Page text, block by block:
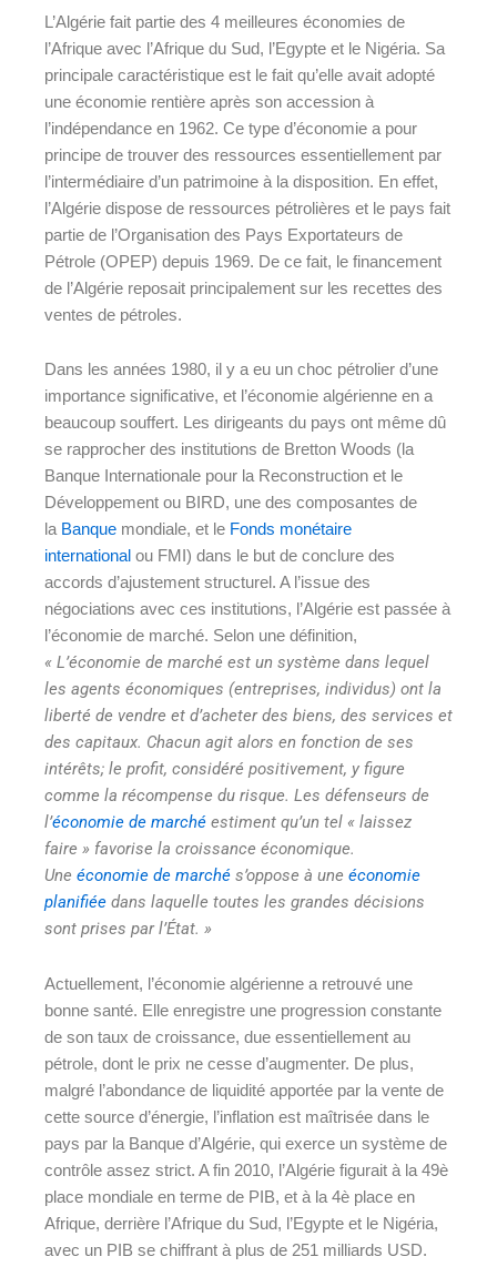
L’Algérie fait partie des 4 meilleures économies de
l’Afrique avec l’Afrique du Sud, l’Egypte et le Nigéria. Sa
principale caractéristique est le fait qu’elle avait adopté
une économie rentière après son accession à
l’indépendance en 1962. Ce type d’économie a pour
principe de trouver des ressources essentiellement par
l’intermédiaire d’un patrimoine à la disposition. En effet,
l’Algérie dispose de ressources pétrolières et le pays fait
partie de l’Organisation des Pays Exportateurs de
Pétrole (OPEP) depuis 1969. De ce fait, le financement
de l’Algérie reposait principalement sur les recettes des
ventes de pétroles.
Dans les années 1980, il y a eu un choc pétrolier d’une
importance significative, et l’économie algérienne en a
beaucoup souffert. Les dirigeants du pays ont même dû
se rapprocher des institutions de Bretton Woods (la
Banque Internationale pour la Reconstruction et le
Développement ou BIRD, une des composantes de
la Banque mondiale, et le Fonds monétaire
international ou FMI) dans le but de conclure des
accords d’ajustement structurel. A l’issue des
négociations avec ces institutions, l’Algérie est passée à
l’économie de marché. Selon une définition,
« L’économie de marché est un système dans lequel
les agents économiques (entreprises, individus) ont la
liberté de vendre et d’acheter des biens, des services et
des capitaux. Chacun agit alors en fonction de ses
intérêts; le profit, considéré positivement, y figure
comme la récompense du risque. Les défenseurs de
l’économie de marché estiment qu’un tel « laissez
faire » favorise la croissance économique.
Une économie de marché s’oppose à une économie
planifiée dans laquelle toutes les grandes décisions
sont prises par l’État. »
Actuellement, l’économie algérienne a retrouvé une
bonne santé. Elle enregistre une progression constante
de son taux de croissance, due essentiellement au
pétrole, dont le prix ne cesse d’augmenter. De plus,
malgré l’abondance de liquidité apportée par la vente de
cette source d’énergie, l’inflation est maîtrisée dans le
pays par la Banque d’Algérie, qui exerce un système de
contrôle assez strict. A fin 2010, l’Algérie figurait à la 49è
place mondiale en terme de PIB, et à la 4è place en
Afrique, derrière l’Afrique du Sud, l’Egypte et le Nigéria,
avec un PIB se chiffrant à plus de 251 milliards USD.